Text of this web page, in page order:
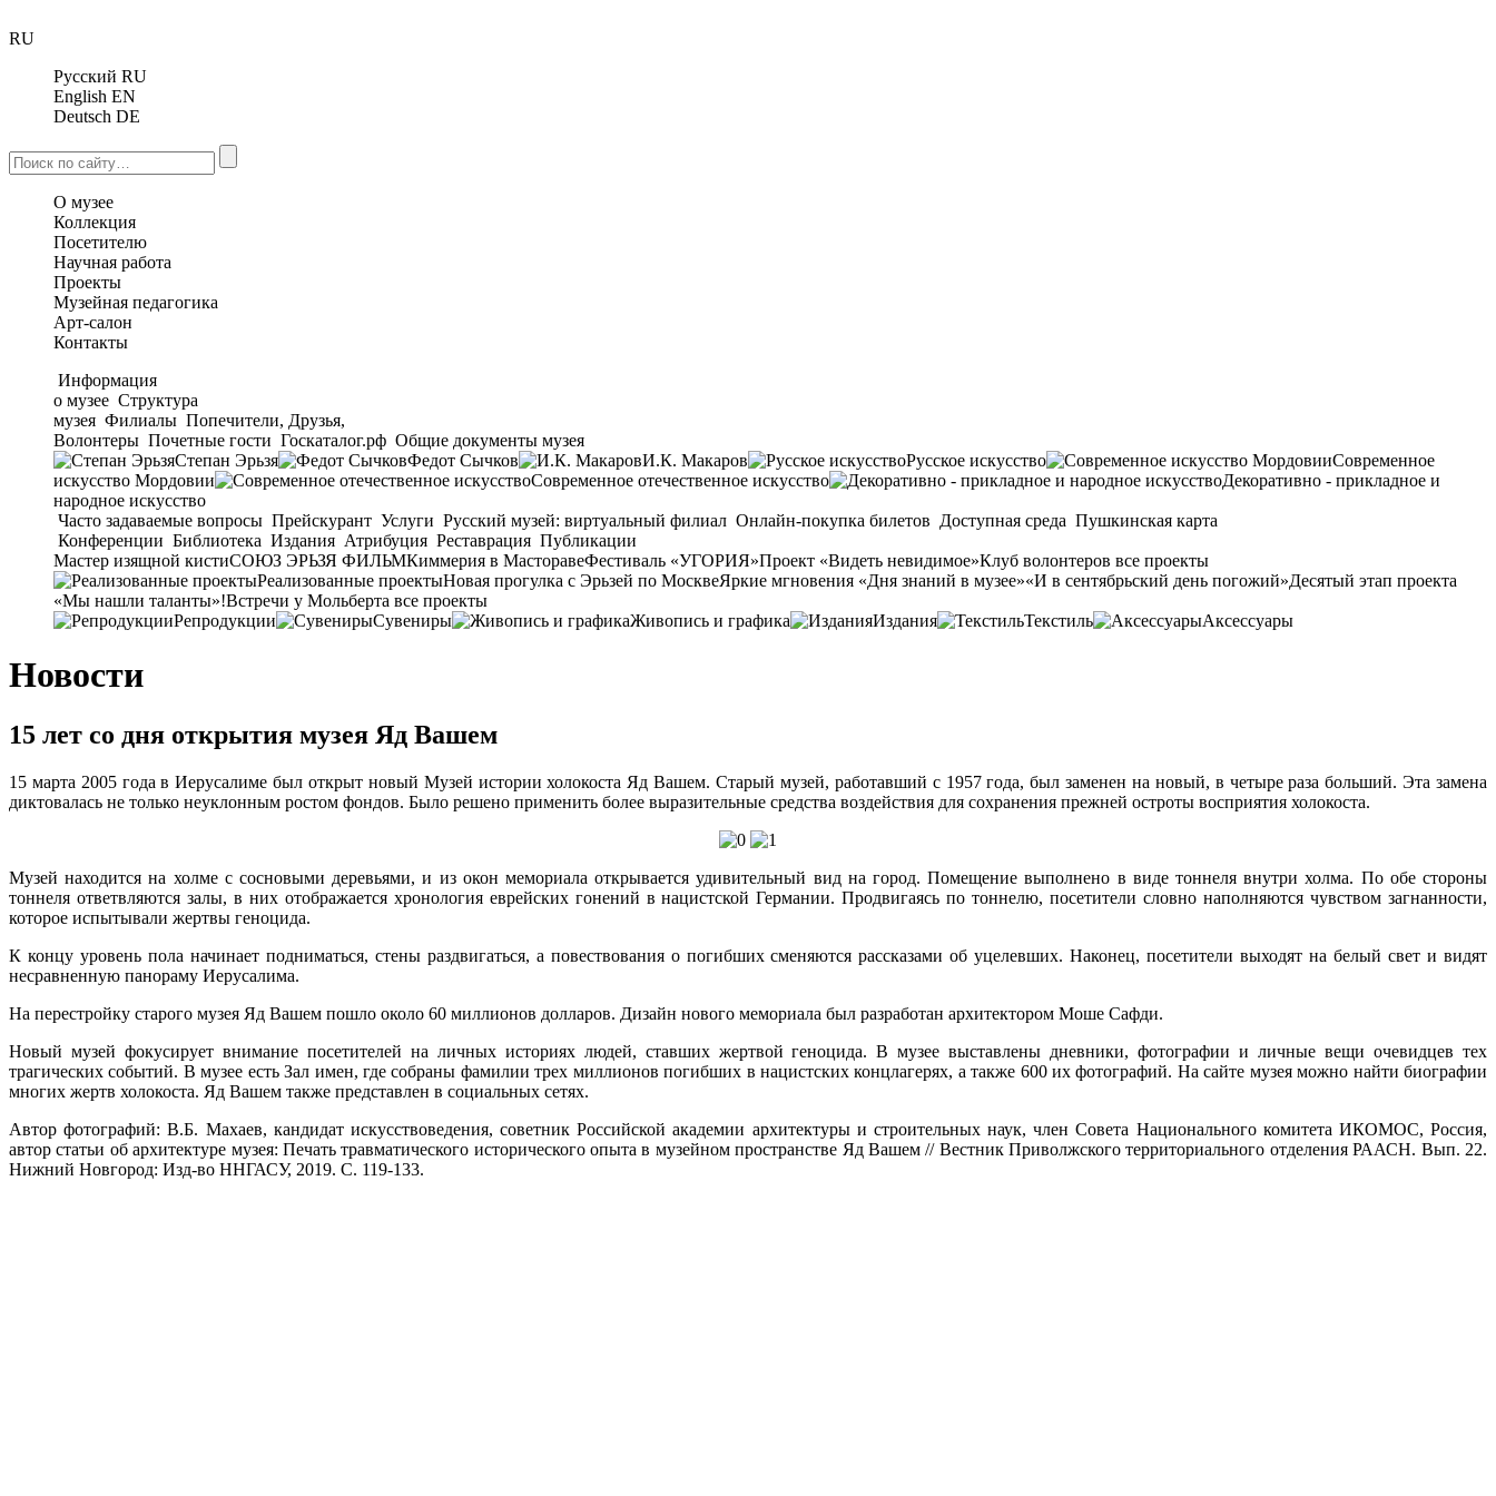
RU
Русский RU
English EN
Deutsch DE
О музее
Коллекция
Посетителю
Научная работа
Проекты
Музейная педагогика
Арт-салон
Контакты
Информация
о музее Структура
музея Филиалы Попечители, Друзья,
Волонтеры Почетные гости Госкаталог.рф Общие документы музея
Степан Эрьзя
Федот Сычков И.К. Макаров Русское искусство
Современное
искусство Мордовии
Современное отечественное искусство
Декоративно - прикладное и
народное искусство
Часто задаваемые вопросы Прейскурант Услуги Русский музей: виртуальный филиал Онлайн-покупка билетов Доступная среда Пушкинская карта
Конференции Библиотека Издания Атрибуция Реставрация Публикации
Мастер изящной кистиСОЮЗ ЭРЬЗЯ ФИЛЬМКиммерия в МасторавеФестиваль «УГОРИЯ»Проект «Видеть невидимое»Клуб волонтеров все проекты
Реализованные проектыНовая прогулка с Эрьзей по МосквеЯркие мгновения «Дня знаний в музее»«И в сентябрьский день погожий»Десятый этап проекта
«Мы нашли таланты»!Встречи у Мольберта все проекты
Репродукции
Сувениры Живопись и графика Издания Текстиль Аксессуары
Новости
15 лет со дня открытия музея Яд Вашем
15 марта 2005 года в Иерусалиме был открыт новый Музей истории холокоста Яд Вашем. Старый музей, работавший с 1957 года, был заменен на новый, в четыре раза больший. Эта замена
диктовалась не только неуклонным ростом фондов. Было решено применить более выразительные средства воздействия для сохранения прежней остроты восприятия холокоста.
Музей находится на холме с сосновыми деревьями, и из окон мемориала открывается удивительный вид на город. Помещение выполнено в виде тоннеля внутри холма. По обе стороны
тоннеля ответвляются залы, в них отображается хронология еврейских гонений в нацистской Германии. Продвигаясь по тоннелю, посетители словно наполняются чувством загнанности,
которое испытывали жертвы геноцида.
К концу уровень пола начинает подниматься, стены раздвигаться, а повествования о погибших сменяются рассказами об уцелевших. Наконец, посетители выходят на белый свет и видят
несравненную панораму Иерусалима.
На перестройку старого музея Яд Вашем пошло около 60 миллионов долларов. Дизайн нового мемориала был разработан архитектором Моше Сафди.
Новый музей фокусирует внимание посетителей на личных историях людей, ставших жертвой геноцида. В музее выставлены дневники, фотографии и личные вещи очевидцев тех
трагических событий. В музее есть Зал имен, где собраны фамилии трех миллионов погибших в нацистских концлагерях, а также 600 их фотографий. На сайте музея можно найти биографии
многих жертв холокоста. Яд Вашем также представлен в социальных сетях.
Автор фотографий: В.Б. Махаев, кандидат искусствоведения, советник Российской академии архитектуры и строительных наук, член Совета Национального комитета ИКОМОС, Россия,
автор статьи об архитектуре музея: Печать травматического исторического опыта в музейном пространстве Яд Вашем // Вестник Приволжского территориального отделения РААСН. Вып. 22.
Нижний Новгород: Изд-во ННГАСУ, 2019. С. 119-133.